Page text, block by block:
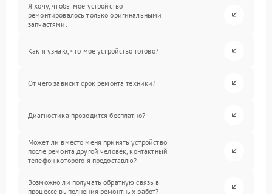
Я хочу, чтобы мое устройство
ремонтировалось только оригинальными
запчастями.
Как я узнаю, что мое устройство готово?
От чего зависит срок ремонта техники?
Диагностика проводится бесплатно?
Может ли вместо меня принять устройство
после ремонта другой человек, контактный
телефон которого я предоставлю?
Возможно ли получать обратную связь в
процессе выполнения ремонтных работ?